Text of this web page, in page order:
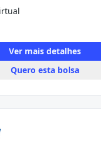
Ver mais detalhes
Quero esta bolsa